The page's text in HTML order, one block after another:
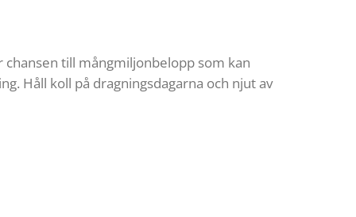
till mångmiljonbelopp som kan
Håll koll på dragningsdagarna och njut av